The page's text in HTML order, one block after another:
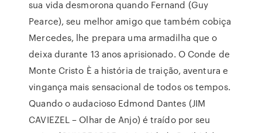
sua vida desmorona quando Fernand (Guy
Pearce), seu melhor amigo que também cobiça
Mercedes, lhe prepara uma armadilha que o
deixa durante 13 anos aprisionado. O Conde de
Monte Cristo È a história de traição, aventura e
vingança mais sensacional de todos os tempos.
Quando o audacioso Edmond Dantes (JIM
CAVIEZEL – Olhar de Anjo) é traído por seu